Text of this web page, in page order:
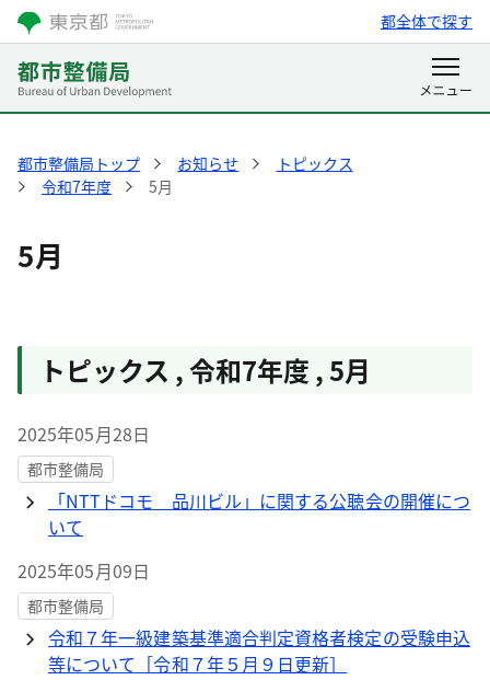
都全体で探す
都市整備局トップ お知らせ
トピックス
令和7年度
5月
5月
トピックス ,令和7年度 ,5月
2025年05月28日
都市整備局
「NTTドコモ 品川ビル」に関する公聴会の開催につ
いて
2025年05月09日
都市整備局
令和７年一級建築基準適合判定資格者検定の受験申込
等について［令和７年５月９日更新］